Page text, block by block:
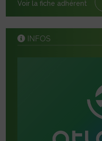
Voir la fiche adhérent
INFOS